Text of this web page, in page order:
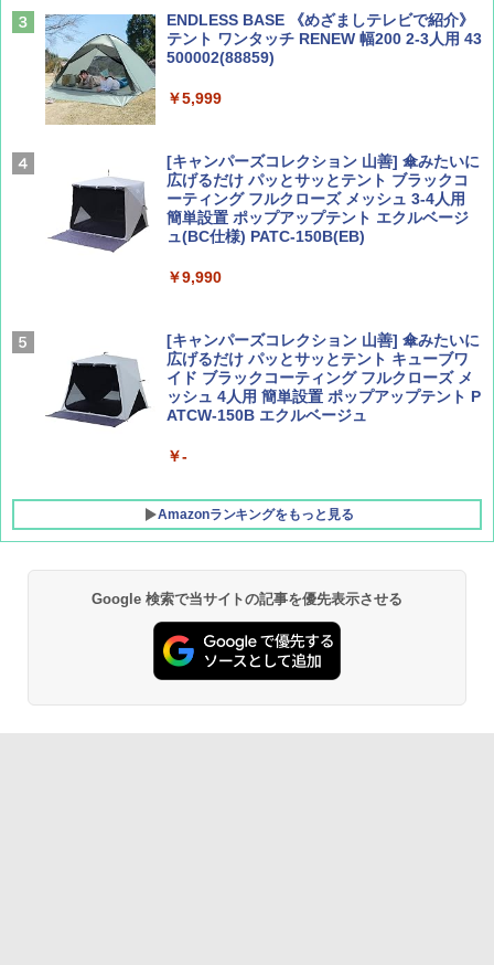
AIRLINE（エアライン）2026年9月号【特
集】ボーイング110周年を祝して！
￥1,760
A26 地球の歩き方 チェコ ポーランド スロヴ
ァキア 2026～2027 地球の歩き方A ヨーロッ
ENDLESS BASE 《めざましテレビで紹介》
テント ワンタッチ RENEW 幅200 2-3人用 43
500002(88859)
￥5,999
[キャンパーズコレクション 山善] 傘みたいに
広げるだけ パッとサッとテント ブラックコ
ーティング フルクローズ メッシュ 3-4人用
簡単設置 ポップアップテント エクルベージ
ュ(BC仕様) PATC-150B(EB)
￥9,990
[キャンパーズコレクション 山善] 傘みたいに
広げるだけ パッとサッとテント キューブワ
イド ブラックコーティング フルクローズ メ
ッシュ 4人用 簡単設置 ポップアップテント P
ATCW-150B エクルベージュ
￥-
Amazonランキングをもっと見る
DEWEL パラソル 大型 ビーチ アウトドアパ
ラソル ガーデン サイトシート付 折りたたみ
防水 UVカット 4段階高さ調整 軽量 収納袋付
き
￥6,459
Google 検索で当サイトの記事を優先表示させる